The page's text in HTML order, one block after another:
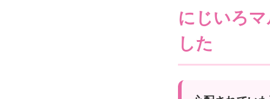
にじいろ
した